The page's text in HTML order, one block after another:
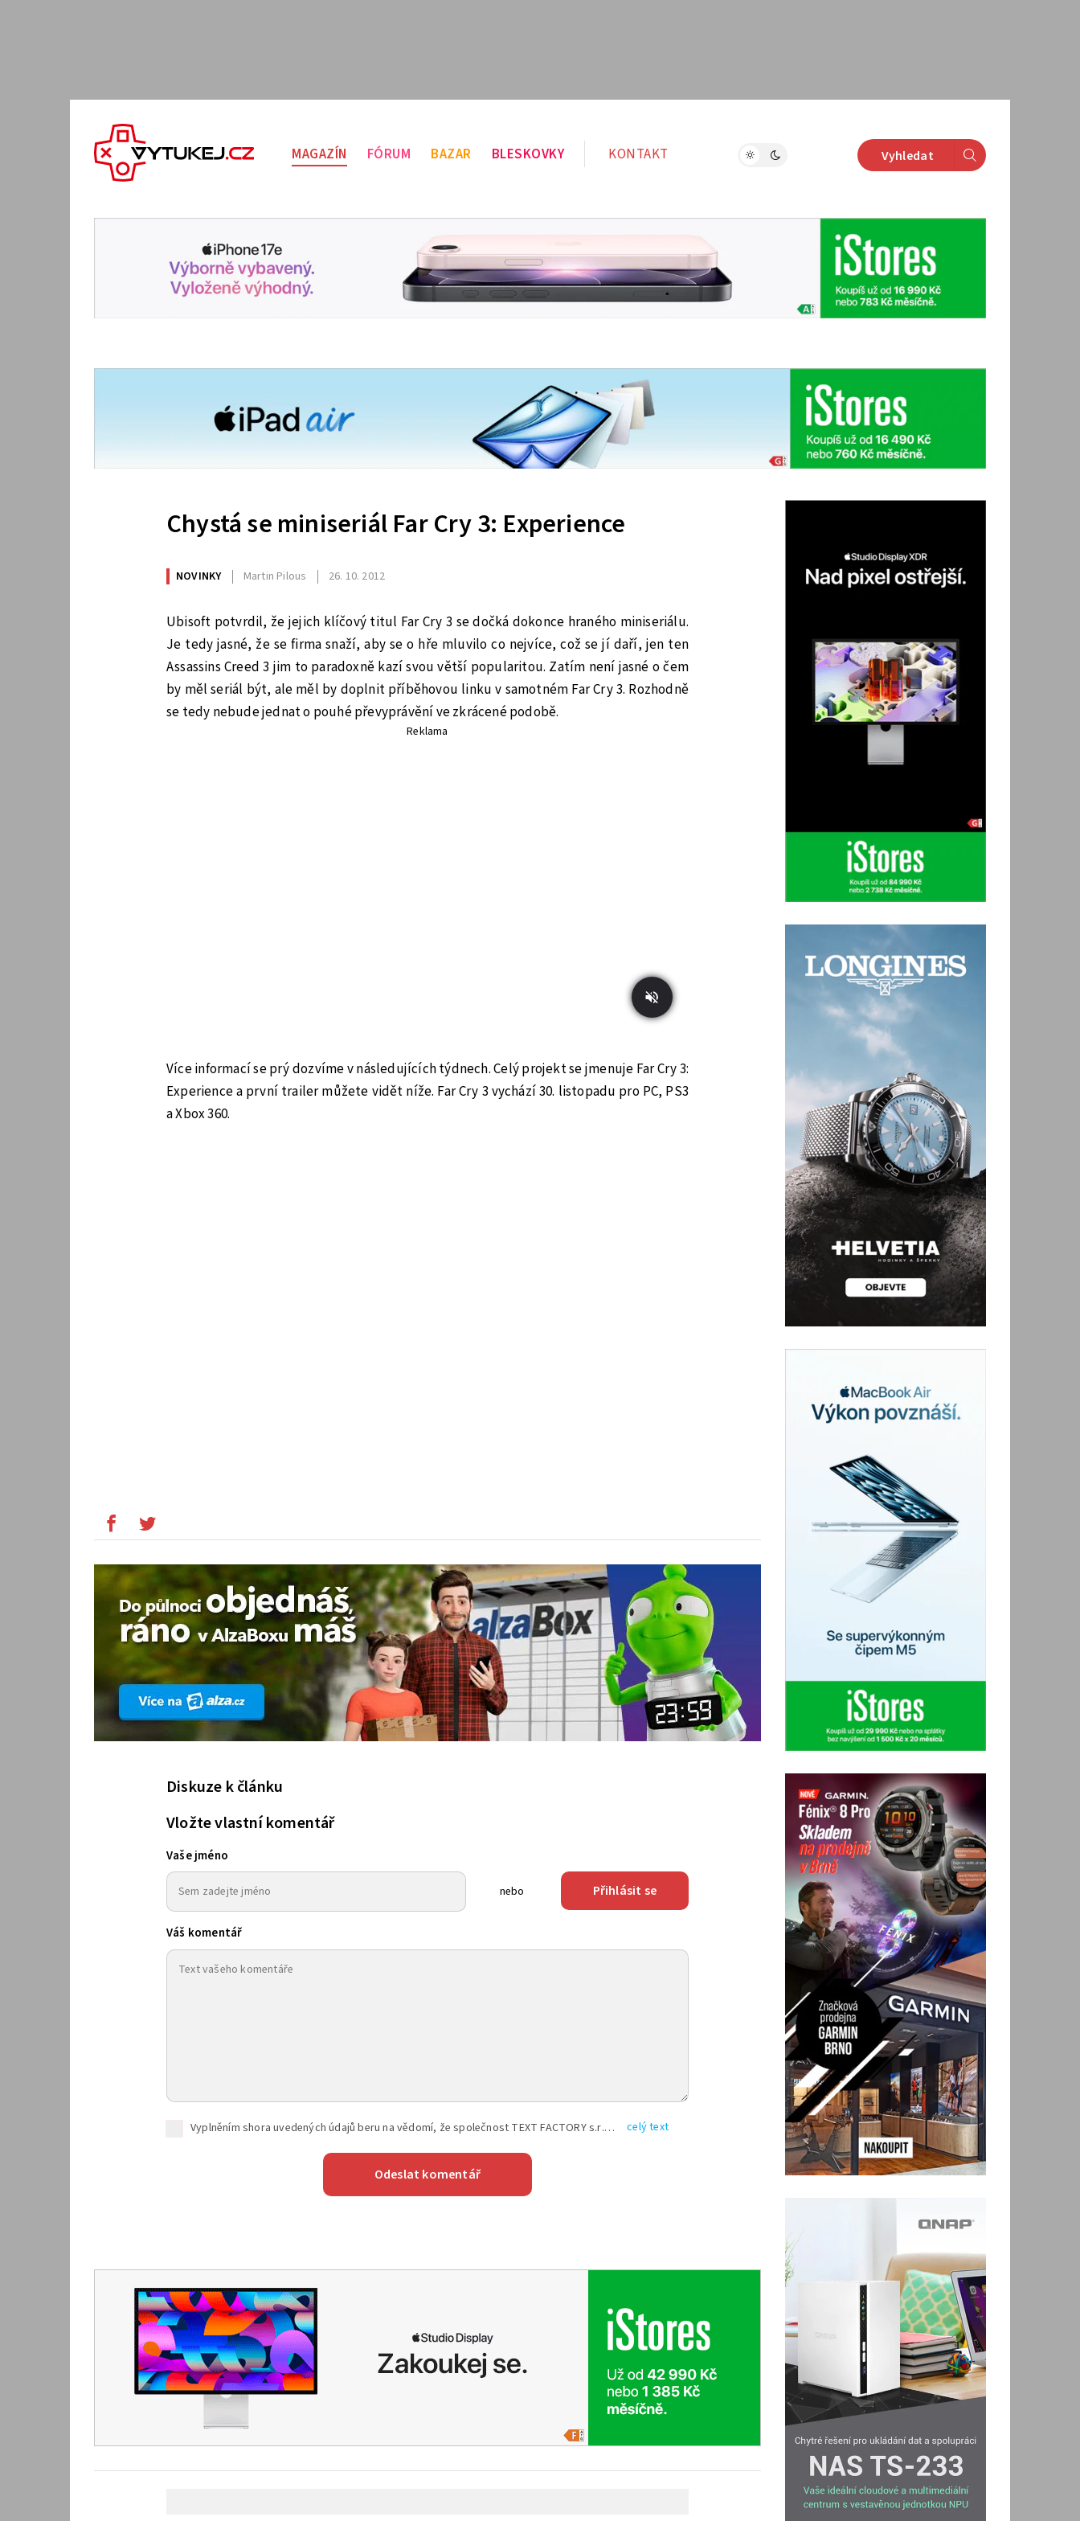
MAGAZÍN FÓRUM BAZAR BLESKOVKY KONTAKT Vyhledat
Chystá se miniseriál Far Cry 3: Experience
NOVINKY Martin Pilous 26. 10. 2012
Ubisoft potvrdil, že jejich klíčový titul Far Cry 3 se dočká dokonce hraného miniseriálu.
Je tedy jasné, že se firma snaží, aby se o hře mluvilo co nejvíce, což se jí daří, jen ten
Assassins Creed 3 jim to paradoxně kazí svou větší popularitou. Zatím není jasné o čem
by měl seriál být, ale měl by doplnit příběhovou linku v samotném Far Cry 3. Rozhodně
se tedy nebude jednat o pouhé převyprávění ve zkrácené podobě.
Reklama
Více informací se prý dozvíme v následujících týdnech. Celý projekt se jmenuje Far Cry 3:
Experience a první trailer můžete vidět níže. Far Cry 3 vychází 30. listopadu pro PC, PS3
a Xbox 360.
Diskuze k článku
Vložte vlastní komentář
Vaše jméno
nebo Přihlásit se
Váš komentář
Vyplněním shora uvedených údajů beru na vědomí, že společnost TEXT FACTORY s.r.o., sídlem Brno, Durďákova 336/29, Černá Pole, PSČ: 613 00, IČ: 06157831, zapsané u Krajského soudu v Brně, oddíl C, vložka 100399, bude zpracovávat mé osobní údaje uvedené v rámci mnou vyplněného registračního formuláře na základě oprávněných zájmů TEXT FACTORY s.r.o. dle čl. 6 odst. 1 písm. f) GDPR a pro splnění právních povinností (čl. 6 odst. 1 písm. c) GDPR), a to pro tyto účely: nezbytnost zajistit oprávnění návštěvníka webových stránek provozovaných společností TEXT FACTORY s.r.o. přispívat aktivně ke zveřejněným článkům nebo v rámci diskusních fór a výkon práv TEXT FACTORY s.r.o. jako administrátora těchto diskusních fór. Více informací o zpracování osobních údajů a právech lze nalézt v celý text